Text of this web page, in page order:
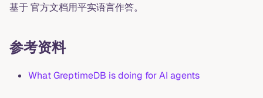
基于 官方文档用平实语言作答。
参考资料
What GreptimeDB is doing for AI agents